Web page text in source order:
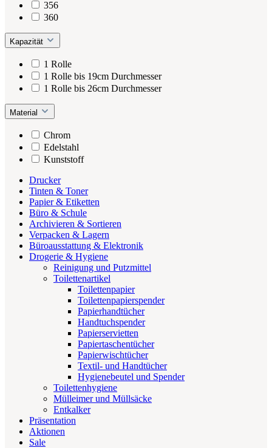
356
360
Kapazität
1 Rolle
1 Rolle bis 19cm Durchmesser
1 Rolle bis 26cm Durchmesser
Material
Chrom
Edelstahl
Kunststoff
Drucker
Tinten & Toner
Papier & Etiketten
Büro & Schule
Archivieren & Sortieren
Verpacken & Lagern
Büroausstattung & Elektronik
Drogerie & Hygiene
Reinigung und Putzmittel
Toilettenartikel
Toilettenpapier
Toilettenpapierspender
Papierhandtücher
Handtuchspender
Papierservietten
Papiertaschentücher
Papierwischtücher
Textil- und Handtücher
Hygienebeutel und Spender
Toilettenhygiene
Mülleimer und Müllsäcke
Entkalker
Präsentation
Aktionen
Sale